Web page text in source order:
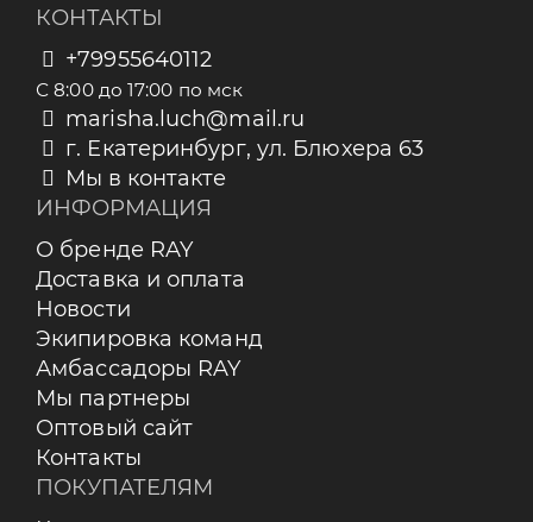
КОНТАКТЫ
+79955640112
С 8:00 до 17:00 по мск
marisha.luch@mail.ru
г. Екатеринбург, ул. Блюхера 63
Мы в контакте
ИНФОРМАЦИЯ
О бренде RAY
Доставка и оплата
Новости
Экипировка команд
Амбассадоры RAY
Мы партнеры
Оптовый сайт
Контакты
ПОКУПАТЕЛЯМ